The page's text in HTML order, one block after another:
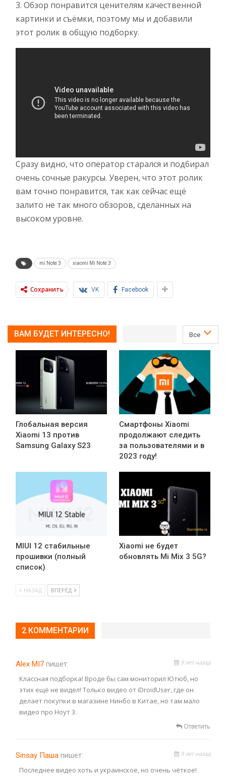
3. Обзор понравится ценителям качественной
картинки и съёмки, поэтому мы и добавили
этот ролик в общую подборку.
Сразу видно, что оператор старался и подбирал
очень сочные ракурсы. Уверен, что этот ролик
вам точно понравится, так как сейчас ещё
залито не так много обзоров, сделанных на
высоком уровне.
mi Note 3 xiaomi Mi Note 3
Сохранить VK Facebook
Все
ВАМ БУДЕТ ИНТЕРЕСНО!
Глобальная версия
Xiaomi 13 против
Samsung Galaxy S23
Смартфоны Xiaomi
продолжают следить
за пользователями и в
2023 году!
MIUI 12 стабильные
прошивки (полный
список)
Xiaomi не будет
обновлять Mi Mix 3 5G?
НАЗАД ВПЕРЁД
2 КОММЕНТАРИИ
Alex MI7 пишет: 9 лет назад
Классная подборка! Вроде бы сам мониторил Ютюб, но
этих ещё не видел! Только видео от iDroidUser, где он
делает покупки в магазине Нинбо в Китае, но там мало
видео про Ноут 3.
Ответить
Sinsay Паша пишет: 9 лет назад
Последнее видео хоть и украинское, но очень чёткое!